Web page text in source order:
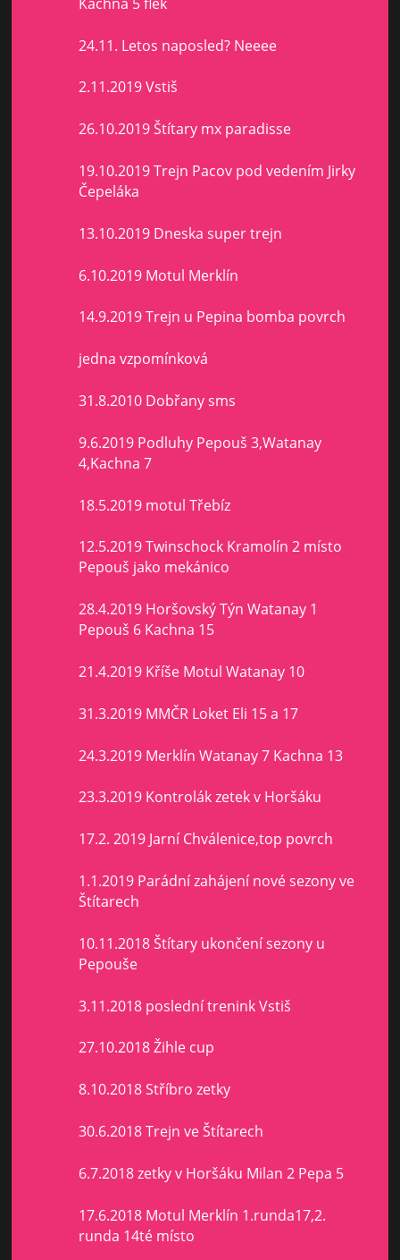
24.11. Letos naposled? Neeee
2.11.2019 Vstiš
26.10.2019 Štítary mx paradisse
19.10.2019 Trejn Pacov pod vedením Jirky
Čepeláka
13.10.2019 Dneska super trejn
6.10.2019 Motul Merklín
14.9.2019 Trejn u Pepina bomba povrch
jedna vzpomínková
31.8.2010 Dobřany sms
9.6.2019 Podluhy Pepouš 3,Watanay
4,Kachna 7
18.5.2019 motul Třebíz
12.5.2019 Twinschock Kramolín 2 místo
Pepouš jako mekánico
28.4.2019 Horšovský Týn Watanay 1
Pepouš 6 Kachna 15
21.4.2019 Kříše Motul Watanay 10
31.3.2019 MMČR Loket Eli 15 a 17
24.3.2019 Merklín Watanay 7 Kachna 13
23.3.2019 Kontrolák zetek v Horšáku
17.2. 2019 Jarní Chválenice,top povrch
1.1.2019 Parádní zahájení nové sezony ve
Štítarech
10.11.2018 Štítary ukončení sezony u
Pepouše
3.11.2018 poslední trenink Vstiš
27.10.2018 Žihle cup
8.10.2018 Stříbro zetky
30.6.2018 Trejn ve Štítarech
6.7.2018 zetky v Horšáku Milan 2 Pepa 5
17.6.2018 Motul Merklín 1.runda17,2.
runda 14té místo